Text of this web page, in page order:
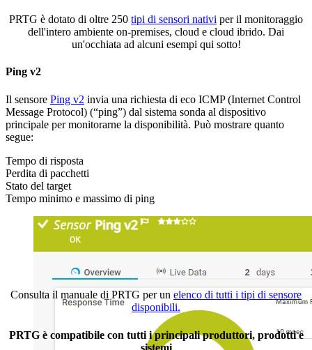
PRTG è dotato di oltre 250 tipi di sensori nativi per il monitoraggio
dell'intero ambiente on-premises, cloud e cloud ibrido. Dai
un'occhiata ad alcuni esempi qui sotto!
Ping v2
Il sensore Ping v2 invia una richiesta di eco ICMP (Internet Control
Message Protocol) (“ping”) dal sistema sonda al dispositivo
principale per monitorarne la disponibilità. Può mostrare quanto
segue:
Tempo di risposta
Perdita di pacchetti
Stato del target
Tempo minimo e massimo di ping
Consulta il manuale di PRTG per un elenco di tutti i tipi di sensore
disponibili.
PRTG è compatibile con tutti i principali produttori, prodotti e
sistemi